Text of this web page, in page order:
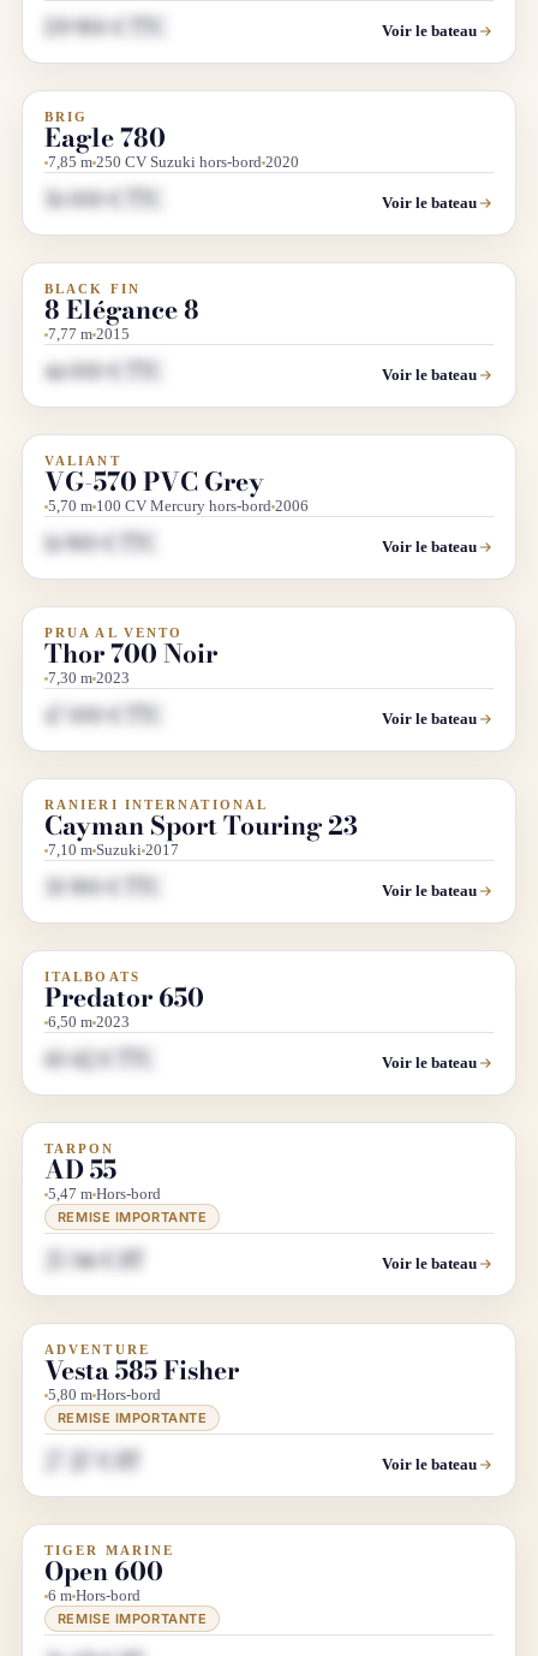
139 900 € TTC Voir le bateau
OCCASION
BRIG
Eagle 780
7,85 m 250 CV Suzuki hors-bord 2020
56 000 € TTC Voir le bateau
OCCASION
BLACK FIN
8 Elégance 8
7,77 m 2015
44 000 € TTC Voir le bateau
OCCASION
VALIANT
VG-570 PVC Grey
5,70 m 100 CV Mercury hors-bord 2006
14 900 € TTC Voir le bateau
OCCASION
PRUA AL VENTO
Thor 700 Noir
7,30 m 2023
47 000 € TTC Voir le bateau
OCCASION
RANIERI INTERNATIONAL
Cayman Sport Touring 23
7,10 m Suzuki 2017
38 900 € TTC Voir le bateau
OCCASION
ITALBOATS
Predator 650
6,50 m 2023
60 612 € TTC Voir le bateau
DÉSTOCKAGE
TARPON
AD 55
5,47 m Hors-bord
REMISE IMPORTANTE
25 346 € HT Voir le bateau
DÉSTOCKAGE
ADVENTURE
Vesta 585 Fisher
5,80 m Hors-bord
REMISE IMPORTANTE
27 217 € HT Voir le bateau
DÉSTOCKAGE
TIGER MARINE
Open 600
6 m Hors-bord
REMISE IMPORTANTE